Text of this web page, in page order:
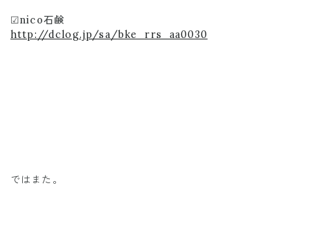
☑︎nico石鹸
http://dclog.jp/sa/bke_rrs_aa0030
ではまた。